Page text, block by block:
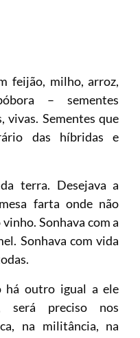
feijão, milho, arroz,
– sementes
vivas. Sementes que
das híbridas e
terra. Desejava a
farta onde não
Sonhava com a
Sonhava com vida
há outro igual a ele
será preciso nos
na militância, na